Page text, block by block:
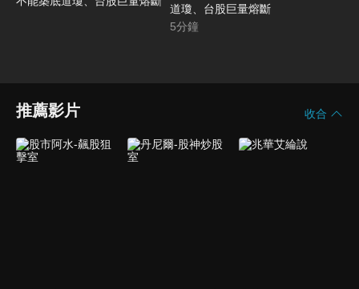
道瓊、台股巨量熔斷
5分鐘
推薦影片 收合